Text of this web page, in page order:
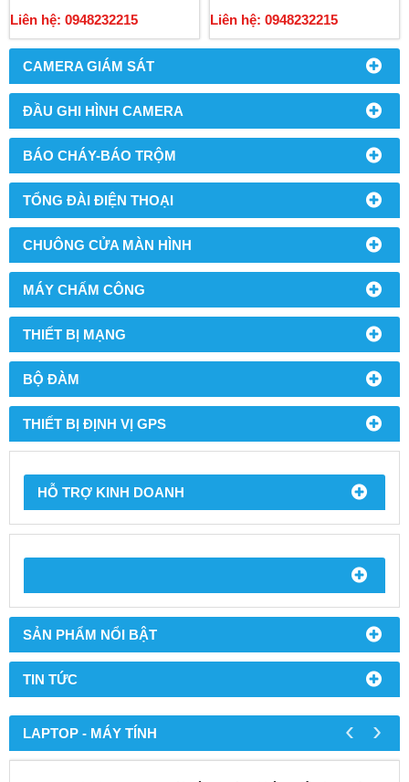
CAMERA GIÁM SÁT
ĐẦU GHI HÌNH CAMERA
BÁO CHÁY-BÁO TRỘM
TỔNG ĐÀI ĐIỆN THOẠI
CHUÔNG CỬA MÀN HÌNH
MÁY CHẤM CÔNG
THIẾT BỊ MẠNG
BỘ ĐÀM
THIẾT BỊ ĐỊNH VỊ GPS
HỖ TRỢ KINH DOANH
SẢN PHẨM NỔI BẬT
TIN TỨC
Liên hệ: 0948232215 Liên hệ: 0948232215
LAPTOP - MÁY TÍNH ‹ ›